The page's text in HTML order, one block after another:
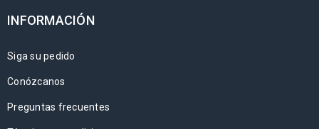
INFORMACIÓN
Siga su pedido
Conózcanos
Preguntas frecuentes